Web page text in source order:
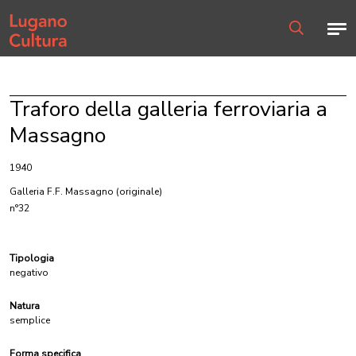
Home page
Traforo della galleria ferroviaria a
Massagno
1940
Galleria F.F. Massagno (originale)
n°32
Tipologia
negativo
Natura
semplice